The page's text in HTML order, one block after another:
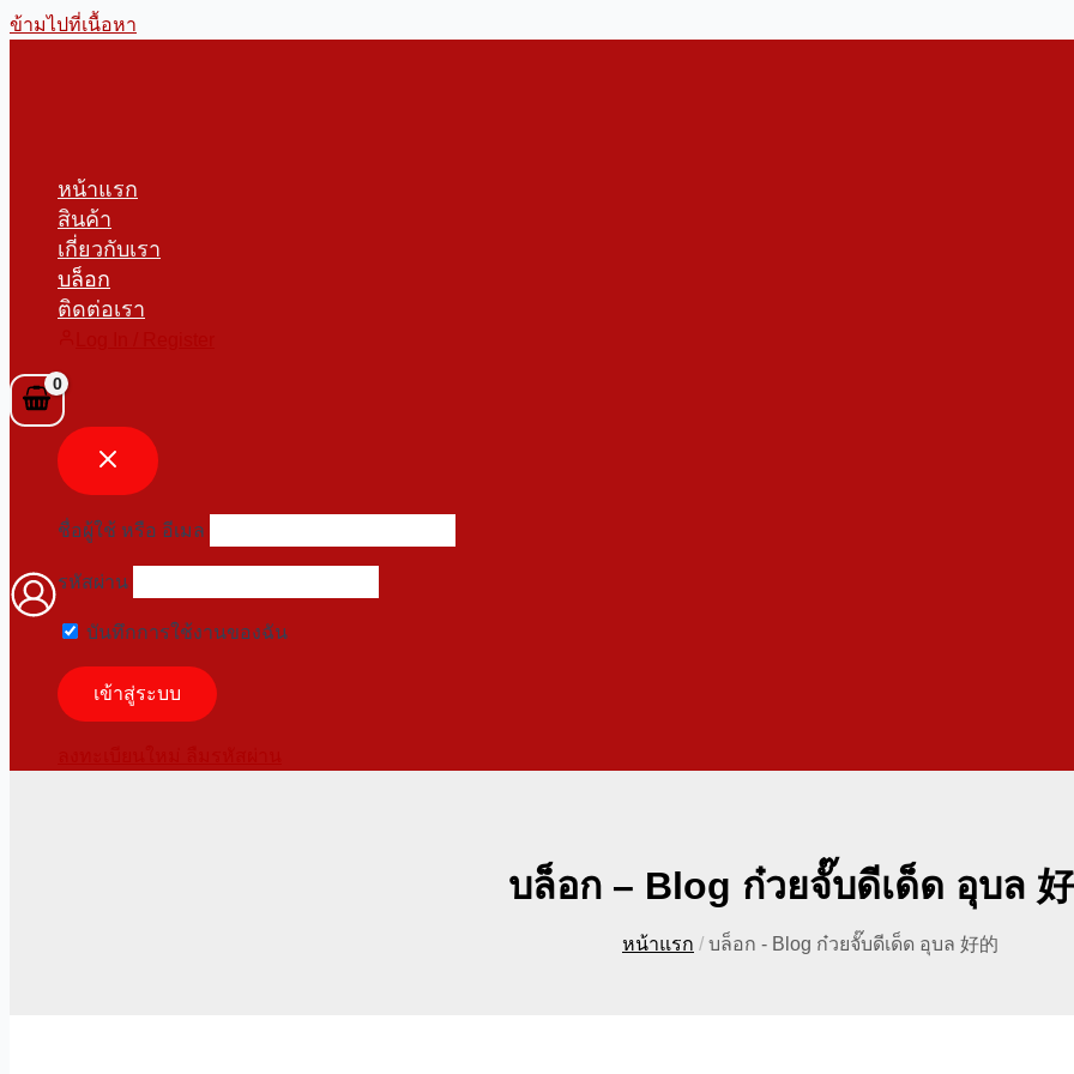
ข้ามไปที่เนื้อหา
หน้าแรก
สินค้า
เกี่ยวกับเรา
บล็อก
ติดต่อเรา
ชื่อผู้ใช้ หรือ อีเมล
รหัสผ่าน
บันทึกการใช้งานของฉัน
บล็อก – Blog ก๋วยจั๊บดีเด็ด อุบล
หน้าแรก / บล็อก - Blog ก๋วยจั๊บดีเด็ด อุบล 好的